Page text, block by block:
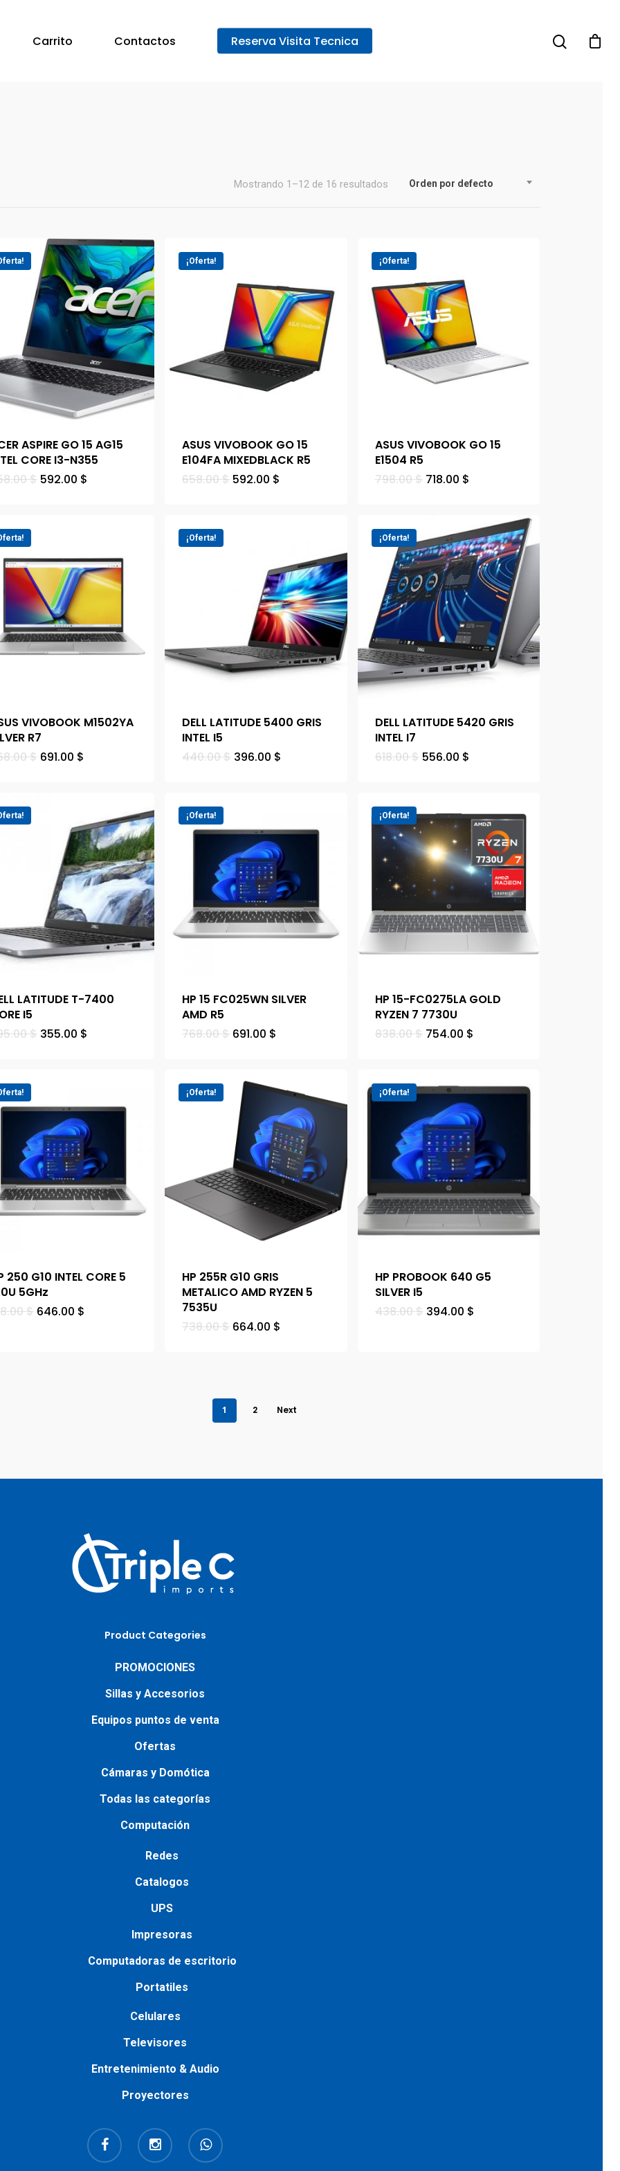
Carrito Contactos Reserva Visita Tecnica
Orden por defecto
Mostrando 1–12 de 16 resultados
ASPIRE GO 15 AG15
CORE I3-N355
$ 592.00 $
¡Oferta!
ASUS VIVOBOOK GO 15
E104FA MIXEDBLACK R5
658.00$ 592.00 $
¡Oferta!
ASUS VIVOBOOK GO 15
E1504 R5
798.00$ 718.00 $
VIVOBOOK M1502YA
R7
$ 691.00 $
¡Oferta!
DELL LATITUDE 5400 GRIS
INTEL I5
440.00$ 396.00 $
¡Oferta!
DELL LATITUDE 5420 GRIS
INTEL I7
618.00$ 556.00 $
LATITUDE T-7400
I5
$ 355.00 $
¡Oferta!
HP 15 FC025WN SILVER
AMD R5
768.00$ 691.00 $
¡Oferta!
HP 15-FC0275LA GOLD
RYZEN 7 7730U
838.00$ 754.00 $
250 G10 INTEL CORE 5
5GHz
$ 646.00 $
¡Oferta!
HP 255R G10 GRIS
METALICO AMD RYZEN 5
7535U
738.00$ 664.00 $
¡Oferta!
HP PROBOOK 640 G5
SILVER I5
438.00$ 394.00 $
1 2 Next
Product Categories
PROMOCIONES
Sillas y Accesorios
Equipos puntos de venta
Ofertas
Cámaras y Domótica
Todas las categorías
Computación
Redes
Catalogos
UPS
Impresoras
Сomputadoras de escritorio
Portatiles
Сelulares
Televisores
Entretenimiento & Audio
Proyectores